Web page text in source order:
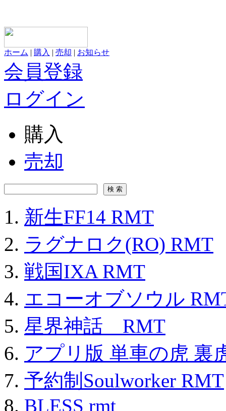
ホーム | 購入 | 売却 | お知らせ
会員登録
ログイン
購入
売却
新生FF14 RMT
ラグナロク(RO) RMT
戦国IXA RMT
エコーオブソウル
星界神話 RMT
アプリ版 単車の虎 裏
予約制Soulworker RMT
BLESS rmt